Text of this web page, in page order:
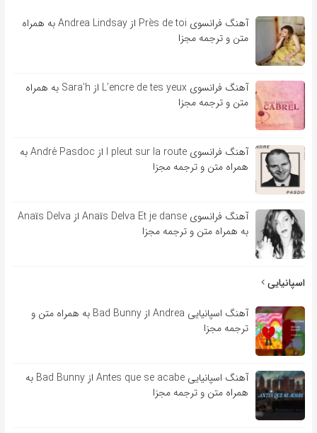
آهنگ فرانسوی Près de toi از Andrea Lindsay به همراه
متن و ترجمه مجزا
آهنگ فرانسوی L’encre de tes yeux از Sara’h به همراه
متن و ترجمه مجزا
آهنگ فرانسوی l pleut sur la route از André Pasdoc به
همراه متن و ترجمه مجزا
آهنگ فرانسوی Anaïs Delva Et je danse از Anaïs Delva
به همراه متن و ترجمه مجزا
اسپانیایی
آهنگ اسپانیایی Andrea از Bad Bunny به همراه متن و
ترجمه مجزا
آهنگ اسپانیایی Antes que se acabe از Bad Bunny به
همراه متن و ترجمه مجزا